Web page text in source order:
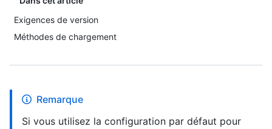
Exigences de version
Méthodes de chargement
Remarque
Si vous utilisez la configuration par défaut pour